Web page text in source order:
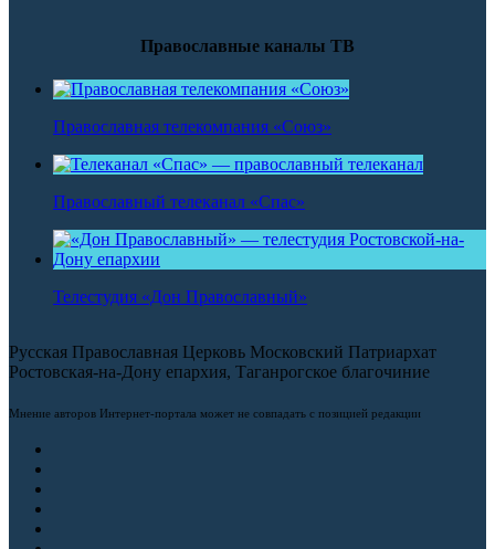
Православные каналы ТВ
Православная телекомпания «Союз»
Православный телеканал «Спас»
Телестудия «Дон Православный»
Русская Православная Церковь Московский Патриархат
Ростовская-на-Дону епархия, Таганрогское благочиние
Мнение авторов Интернет-портала может не совпадать с позицией редакции